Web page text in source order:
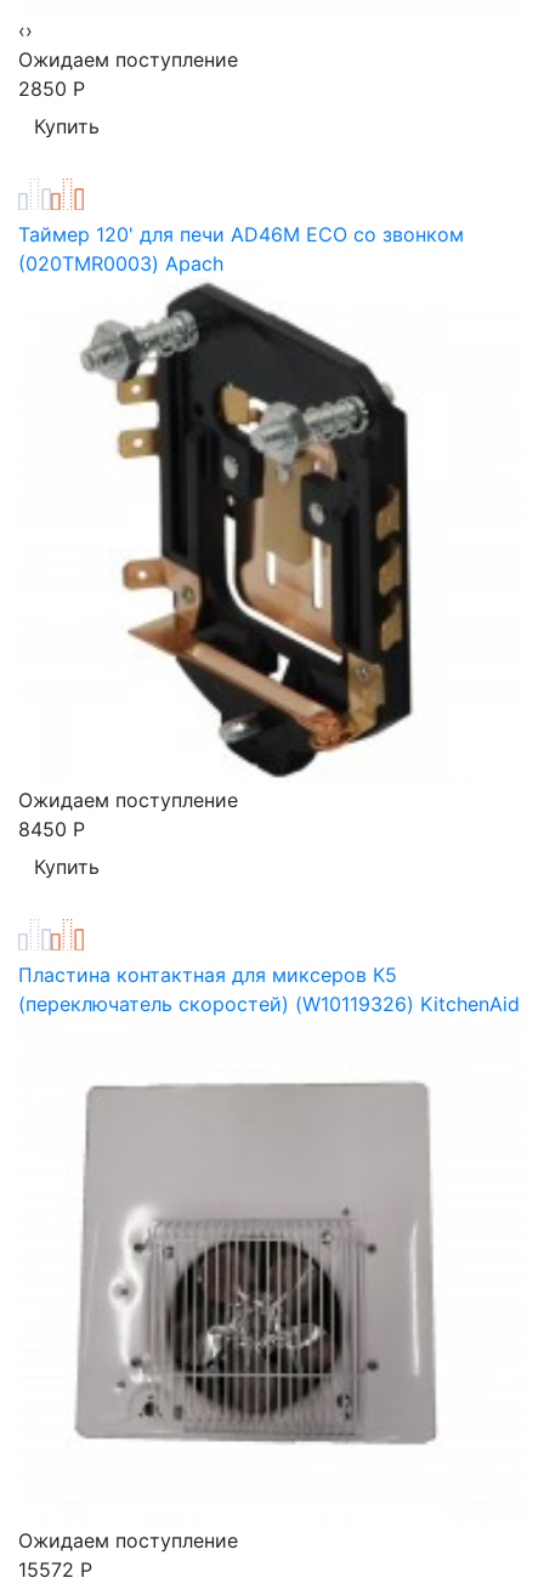
‹›
Ожидаем поступление
2850 Р
Таймер 120' для печи AD46M ECO со звонком
(020TMR0003) Apach
Ожидаем поступление
8450 Р
Пластина контактная для миксеров К5
(переключатель скоростей) (W10119326) KitchenAid
Ожидаем поступление
15572 Р